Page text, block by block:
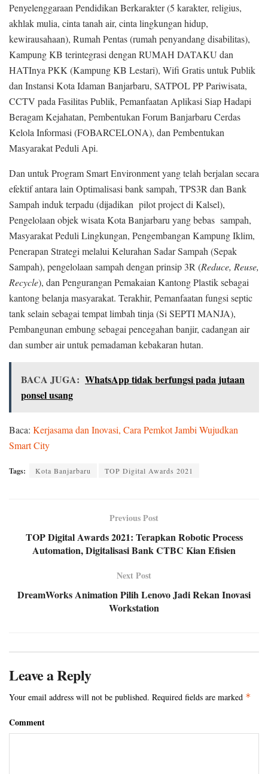
Penyelenggaraan Pendidikan Berkarakter (5 karakter, religius,
akhlak mulia, cinta tanah air, cinta lingkungan hidup,
kewirausahaan), Rumah Pentas (rumah penyandang disabilitas),
Kampung KB terintegrasi dengan RUMAH DATAKU dan
HATInya PKK (Kampung KB Lestari), Wifi Gratis untuk Publik
dan Instansi Kota Idaman Banjarbaru, SATPOL PP Pariwisata,
CCTV pada Fasilitas Publik, Pemanfaatan Aplikasi Siap Hadapi
Beragam Kejahatan, Pembentukan Forum Banjarbaru Cerdas
Kelola Informasi (FOBARCELONA), dan Pembentukan
Masyarakat Peduli Api.
Dan untuk Program Smart Environment yang telah berjalan secara
efektif antara lain Optimalisasi bank sampah, TPS3R dan Bank
Sampah induk terpadu (dijadikan pilot project di Kalsel),
Pengelolaan objek wisata Kota Banjarbaru yang bebas sampah,
Masyarakat Peduli Lingkungan, Pengembangan Kampung Iklim,
Penerapan Strategi melalui Kelurahan Sadar Sampah (Sepak
Sampah), pengelolaan sampah dengan prinsip 3R (Reduce, Reuse,
Recycle), dan Pengurangan Pemakaian Kantong Plastik sebagai
kantong belanja masyarakat. Terakhir, Pemanfaatan fungsi septic
tank selain sebagai tempat limbah tinja (Si SEPTI MANJA),
Pembangunan embung sebagai pencegahan banjir, cadangan air
dan sumber air untuk pemadaman kebakaran hutan.
BACA JUGA: WhatsApp tidak berfungsi pada jutaan
ponsel usang
Baca: Kerjasama dan Inovasi, Cara Pemkot Jambi Wujudkan
Smart City
Tags: Kota Banjarbaru TOP Digital Awards 2021
Previous Post
TOP Digital Awards 2021: Terapkan Robotic Process
Automation, Digitalisasi Bank CTBC Kian Efisien
Next Post
DreamWorks Animation Pilih Lenovo Jadi Rekan Inovasi
Workstation
Leave a Reply
Your email address will not be published. Required fields are marked *
Comment